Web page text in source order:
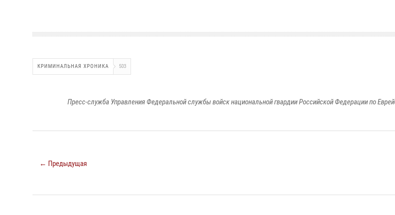
КРИМИНАЛЬНАЯ ХРОНИКА 503
Пресс-служба Управления Федеральной службы войск национальной гвардии Российской Федерации по
← Предыдущая